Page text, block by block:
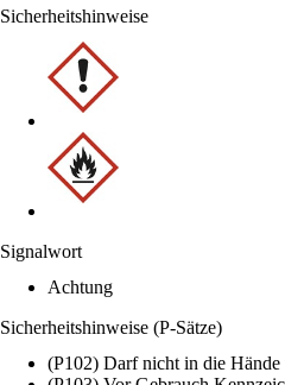
Sicherheitshinweise
Signalwort
Achtung
Sicherheitshinweise (P-Sätze)
(P102) Darf nicht in die